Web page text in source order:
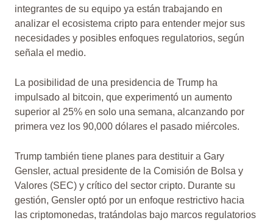
integrantes de su equipo ya están trabajando en
analizar el ecosistema cripto para entender mejor sus
necesidades y posibles enfoques regulatorios, según
señala el medio.
La posibilidad de una presidencia de Trump ha
impulsado al bitcoin, que experimentó un aumento
superior al 25% en solo una semana, alcanzando por
primera vez los 90,000 dólares el pasado miércoles.
Trump también tiene planes para destituir a Gary
Gensler, actual presidente de la Comisión de Bolsa y
Valores (SEC) y crítico del sector cripto. Durante su
gestión, Gensler optó por un enfoque restrictivo hacia
las criptomonedas, tratándolas bajo marcos regulatorios